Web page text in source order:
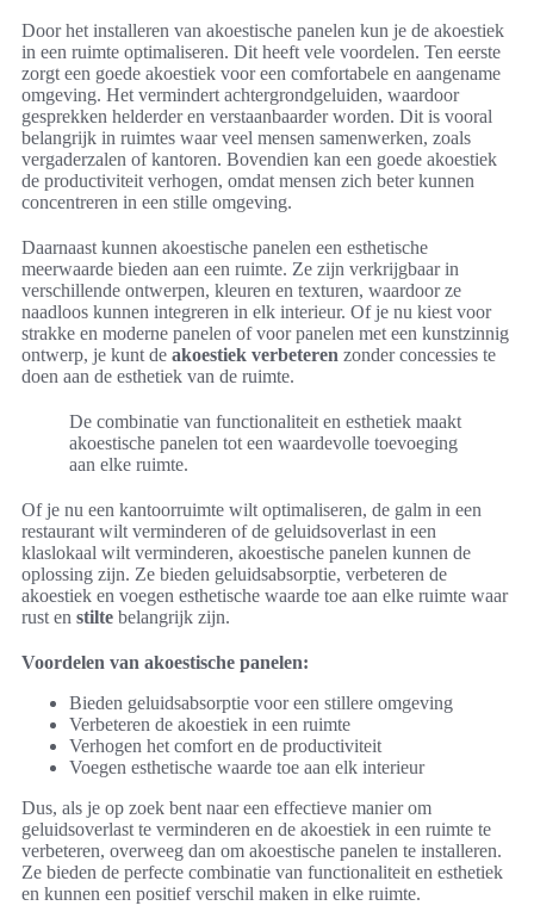
Door het installeren van akoestische panelen kun je de akoestiek
in een ruimte optimaliseren. Dit heeft vele voordelen. Ten eerste
zorgt een goede akoestiek voor een comfortabele en aangename
omgeving. Het vermindert achtergrondgeluiden, waardoor
gesprekken helderder en verstaanbaarder worden. Dit is vooral
belangrijk in ruimtes waar veel mensen samenwerken, zoals
vergaderzalen of kantoren. Bovendien kan een goede akoestiek
de productiviteit verhogen, omdat mensen zich beter kunnen
concentreren in een stille omgeving.
Daarnaast kunnen akoestische panelen een esthetische
meerwaarde bieden aan een ruimte. Ze zijn verkrijgbaar in
verschillende ontwerpen, kleuren en texturen, waardoor ze
naadloos kunnen integreren in elk interieur. Of je nu kiest voor
strakke en moderne panelen of voor panelen met een kunstzinnig
ontwerp, je kunt de akoestiek verbeteren zonder concessies te
doen aan de esthetiek van de ruimte.
De combinatie van functionaliteit en esthetiek maakt
akoestische panelen tot een waardevolle toevoeging
aan elke ruimte.
Of je nu een kantoorruimte wilt optimaliseren, de galm in een
restaurant wilt verminderen of de geluidsoverlast in een
klaslokaal wilt verminderen, akoestische panelen kunnen de
oplossing zijn. Ze bieden geluidsabsorptie, verbeteren de
akoestiek en voegen esthetische waarde toe aan elke ruimte waar
rust en stilte belangrijk zijn.
Voordelen van akoestische panelen:
Bieden geluidsabsorptie voor een stillere omgeving
Verbeteren de akoestiek in een ruimte
Verhogen het comfort en de productiviteit
Voegen esthetische waarde toe aan elk interieur
Dus, als je op zoek bent naar een effectieve manier om
geluidsoverlast te verminderen en de akoestiek in een ruimte te
verbeteren, overweeg dan om akoestische panelen te installeren.
Ze bieden de perfecte combinatie van functionaliteit en esthetiek
en kunnen een positief verschil maken in elke ruimte.